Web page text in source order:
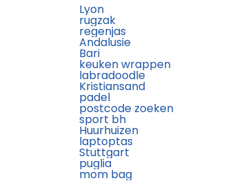
Lyon
rugzak
regenjas
Andalusie
Bari
keuken wrappen
labradoodle
Kristiansand
padel
postcode zoeken
sport bh
Huurhuizen
laptoptas
Stuttgart
puglia
mom bag